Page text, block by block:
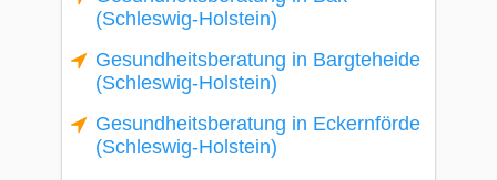
(Schleswig-Holstein)
Gesundheitsberatung in Bargteheide
(Schleswig-Holstein)
Gesundheitsberatung in Eckernförde
(Schleswig-Holstein)